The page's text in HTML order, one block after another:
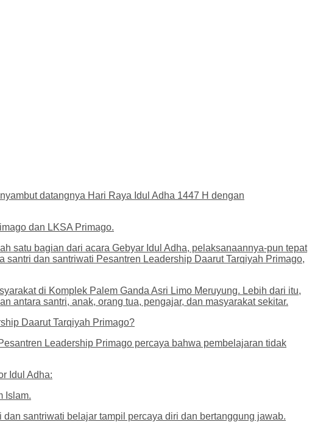
datangnya Hari Raya Idul Adha 1447 H dengan
dan LKSA Primago.
satu bagian dari acara Gebyar Idul Adha, pelaksanaannya-pun tepat
dan santriwati Pesantren Leadership Daarut Tarqiyah Primago,
di Komplek Palem Ganda Asri Limo Meruyung. Lebih dari itu,
antara santri, anak, orang tua, pengajar, dan masyarakat sekitar.
Daarut Tarqiyah Primago?
Leadership Primago percaya bahwa pembelajaran tidak
Idul Adha:
Islam.
santriwati belajar tampil percaya diri dan bertanggung jawab.